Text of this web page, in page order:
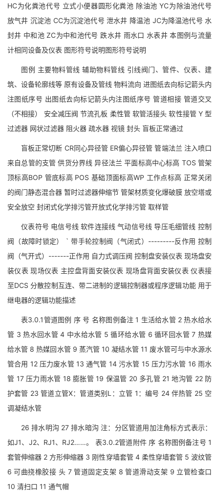
HC为化粪池代号 立式小便器圆形化粪池 除油池 YC为除油池代号
放气井 沉淀池 CC为沉淀池代号 泄水井 降温池 JC为降温池代号 水
封井 中和池 ZC为中和池代号 跌水井 雨水口 水表井 本图例与流量
计相同设备及仪表 图形符号说明图形符号说明
图例 主要物料管线 辅助物料管线 引线阀门、管件、仪表、建
筑、设备轮廓线等 原有设备及管线 物料流向 进图纸去向标记箭头内
注图纸序号 出图纸去向标记箭头内注图纸序号 管道相接 管道交叉
（不相接） 安全减压阀 节流孔板 柔性管 软管活接头 软性接管 Y 型
过滤器 网状过滤器 阻火器 疏水器 视镜 封头 盲板正常通过
盲板正常切断 CR同心异径管 ER偏心异径管 管端法兰 注入喷口
来自总管的支管 供货分界线 异径法兰 平面标高中心标高 TOS 管架
顶标高BOP 管底标高 POS 基础顶面标高WP 工作点标高 正常关闭
的阀门静态混合器 暂时过滤器伸缩节 管架材质变化爆破膜 放空塔或
安全放空 封闭式化学排污管开放式化学排污管 取样管
仪表符号 电信号线 软件连接线 气动信号线 导压毛细管线 控制
阀（故障时锁定） ` 带手轮控制阀（气闭式）---------反作用 控制
阀（气开式）-------正作用 自力式调压阀 控制盘安装仪表 现场盘安
装仪表 现场仪表 主控盘背面安装仪表 现场盘背面安装仪表 仪表接
至DCS 分散控制互连、带二进制的逻辑控制器或程序逻辑功能 用于
继电器的逻辑功能描述
表3.0.1管道图例 序 号 名称图例备注 1 生活给水管 2 热水给水
管 3 热水回水管 4 中水给水管 5 循环给水管 6 循环回水管 7 热媒
给水管 8 热媒回水管 9 蒸汽管 10 凝结水管 11 废水管可与中水源水
管合用 12 压力废水管 13 通气管 14 污水管 15 压力污水管 16 雨水
管 17 压力雨水管 18 膨胀管 19 保温管 20 多孔管 21 地沟管 22 防
护套管 23 管道立管X：管道类别L：立管 1：编号 24 伴热管 25 空
调凝结水管
26 排水明沟 27 排水暗沟 注：分区管道用加注角标方式表示：
如J1、J2、RJ1、RJ2……。 表3.0.2管道附件 序 名称图例备注号 1
套管伸缩器 2 方形伸缩器 3 刚性穿墙套管 4 柔性穿墙套管 5 波纹管
6 可曲挠橡胶接 头 7 管道固定支架 8 管道滑动支架 9 立管检查口
10 清扫口 11 通气帽